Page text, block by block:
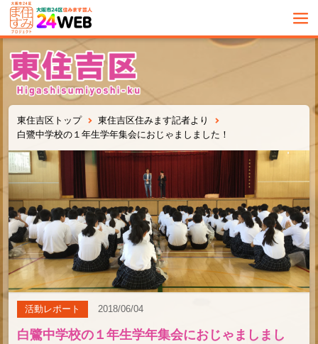
東住吉区トップ
東住吉区住みます記者より
白鷺中学校の１年生学年集会におじゃましました！
活動レポート 2018/06/04
白鷺中学校の１年生学年集会におじゃましまし